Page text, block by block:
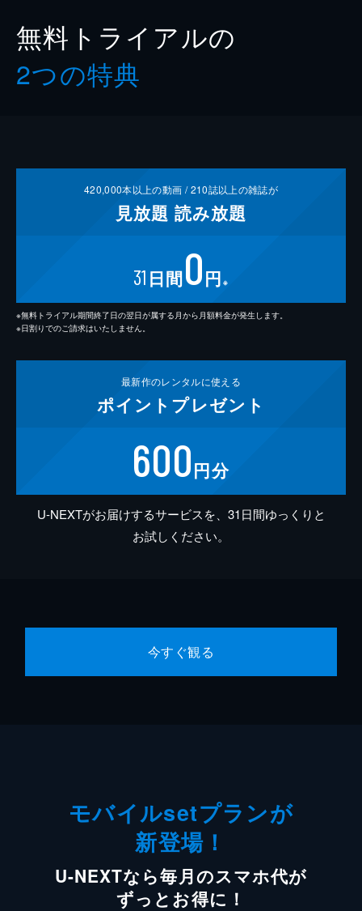
無料トライアルの
2つの特典
420,000本以上の動画 /210誌以上の雑誌が
見放題 読み放題
31 日間0円 ※
※無料トライアル期間終了日の翌日が属する月から月額料金が発生します。
※日割りでのご請求はいたしません。
最新作のレンタルに使える
ポイント プレゼント
600円分
U-NEXTがお届けするサービスを、31日間ゆっくりと
お試しください。
今すぐ観る
モバイルsetプランが
新登場！
U-NEXTなら毎月のスマホ代が
ずっとお得に！